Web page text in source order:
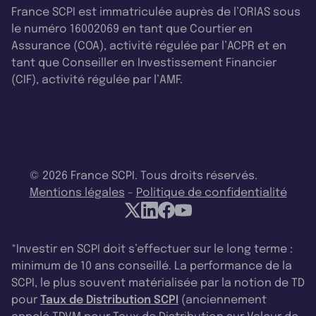
France SCPI est immatriculée auprès de l’ORIAS sous
le numéro 16002069 en tant que Courtier en
Assurance (COA), activité régulée par l’ACPR et en
tant que Conseiller en Investissement Financier
(CIF), activité régulée par l’AMF.
© 2026 France SCPI. Tous droits réservés.
Mentions légales - Politique de confidentialité
*Investir en SCPI doit s’effectuer sur le long terme :
minimum de 10 ans conseillé. La performance de la
SCPI, le plus souvent matérialisée par la notion de TD
pour Taux de Distribution SCPI (anciennement